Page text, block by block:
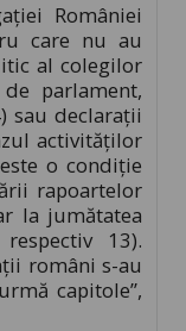
României
care nu au
al colegilor
parlament,
sau declarații
activităților
o condiție
rapoartelor
la jumătatea
13).
români s-au
capitole”,